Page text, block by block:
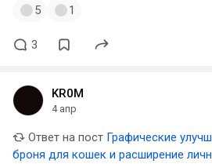
5 1
3
KR0M
4 апр
Ответ на пост Графические
броня для кошек и расширение